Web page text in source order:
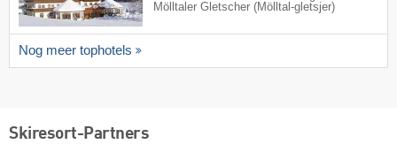
Mölltaler Gletscher (Mölltal-gletsjer)
Nog meer tophotels
Skiresort-Partners